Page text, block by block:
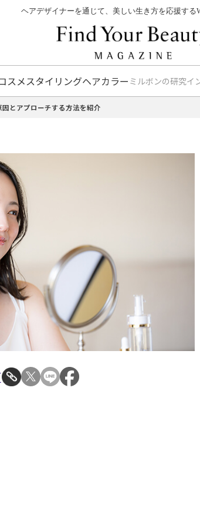
ヘアデザイナーを通じて、美しい生き方を応援する
スメスタイリングヘアカラー ミルボンの研究イ
とアプローチする方法を紹介